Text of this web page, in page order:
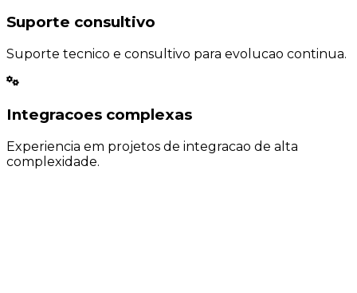
Suporte consultivo
Suporte tecnico e consultivo para evolucao continua.
Integracoes complexas
Experiencia em projetos de integracao de alta
complexidade.